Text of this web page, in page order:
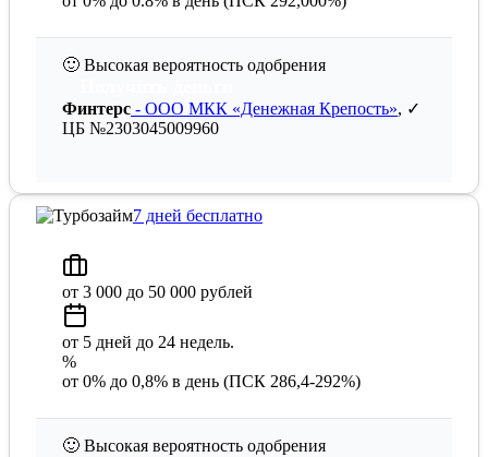
🙂 Высокая вероятность одобрения
Финтерс - ООО МКК «Денежная Крепость», ✓
ЦБ №2303045009960
7 дней бесплатно
от 3 000 до 50 000 рублей
от 5 дней до 24 недель.
%
от 0% до 0,8% в день (ПСК 286,4-292%)
🙂 Высокая вероятность одобрения